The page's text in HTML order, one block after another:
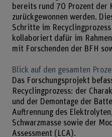
bereits rund 70 Prozent der
zurückgewonnen werden.
Schritte im
kollaboriert dafür im
mit Forschenden der BFH
Blick auf den gesamten
Das Forschungsprojekt
Recyclingprozess: der
und der Demontage der
Auftrennung des
Schwarzmasse sowie der
Assessment (LCA).